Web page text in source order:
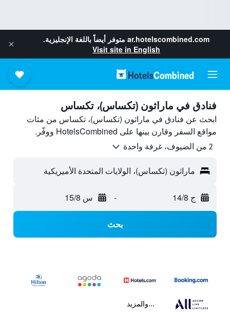
ar.hotelscombined.com متوفر أيضاً باللغة الإنجليزية.
Visit site in English
فنادق في ماراثون (تكساس)، تكساس
ابحث عن فنادق في ماراثون (تكساس)، تكساس من مئات
مواقع السفر وقارن بينها على HotelsCombined ووفّر.
2 من الضيوف، غرفة واحدة
ماراثون (تكساس)، الولايات المتحدة الأميريكية
ج 14/8 - س 15/8
بحث
...والمزيد